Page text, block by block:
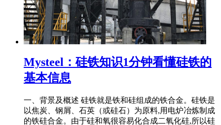
Mysteel：硅铁知识1分钟看懂硅铁的
基本信息
一、背景及概述 硅铁就是铁和硅组成的铁合金。硅铁是
以焦炭、钢屑、石英（或硅石）为原料,用电炉冶炼制成
的铁硅合金。由于硅和氧很容易化合成二氧化硅,所以硅